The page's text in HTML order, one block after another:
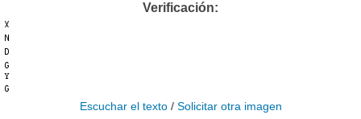
Verificación:
Escuchar el texto/ Solicitar otra imagen